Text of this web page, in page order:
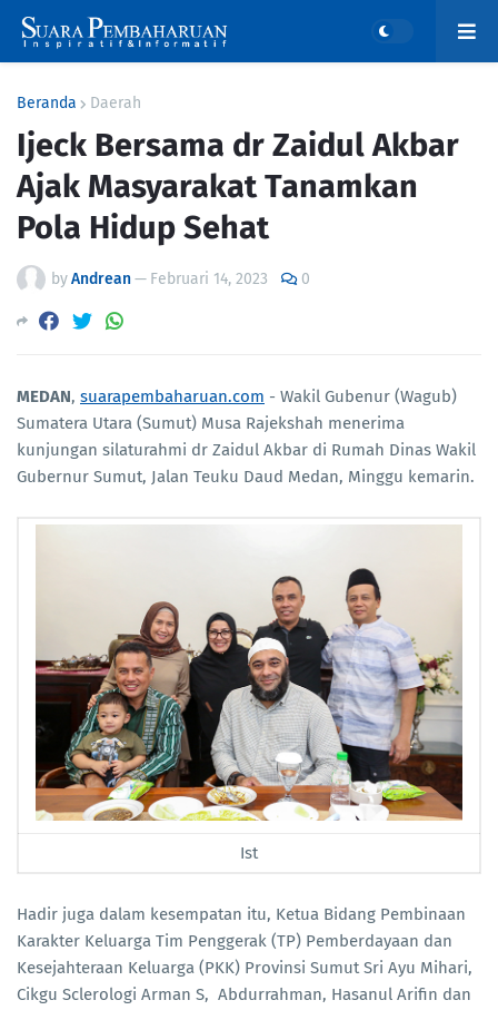
Beranda Daerah
Ijeck Bersama dr Zaidul Akbar
Ajak Masyarakat Tanamkan
Pola Hidup Sehat
byAndrean— Februari 14, 2023 0
MEDAN, suarapembaharuan.com - Wakil Gubenur (Wagub)
Sumatera Utara (Sumut) Musa Rajekshah menerima
kunjungan silaturahmi dr Zaidul Akbar di Rumah Dinas Wakil
Gubernur Sumut, Jalan Teuku Daud Medan, Minggu kemarin.
Ist
Hadir juga dalam kesempatan itu, Ketua Bidang Pembinaan
Karakter Keluarga Tim Penggerak (TP) Pemberdayaan dan
Kesejahteraan Keluarga (PKK) Provinsi Sumut Sri Ayu Mihari,
Cikgu Sclerologi Arman S, Abdurrahman, Hasanul Arifin dan